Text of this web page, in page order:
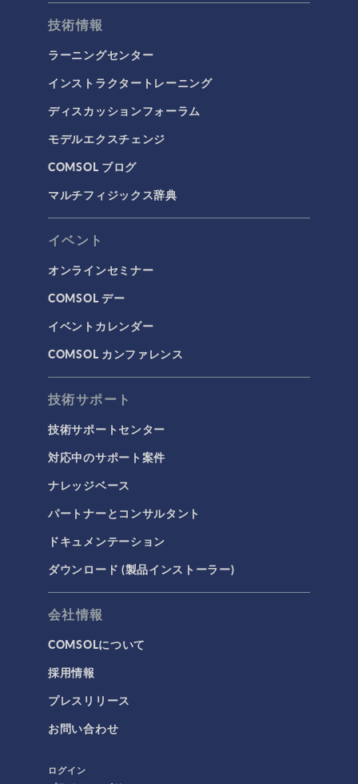
技術情報
ラーニングセンター
インストラクタートレーニング
ディスカッションフォーラム
モデルエクスチェンジ
COMSOL ブログ
マルチフィジックス辞典
イベント
オンラインセミナー
COMSOL デー
イベントカレンダー
COMSOL カンファレンス
技術サポート
技術サポートセンター
対応中のサポート案件
ナレッジベース
パートナーとコンサルタント
ドキュメンテーション
ダウンロード (製品インストーラー)
会社情報
COMSOLについて
採用情報
プレスリリース
お問い合わせ
ログイン